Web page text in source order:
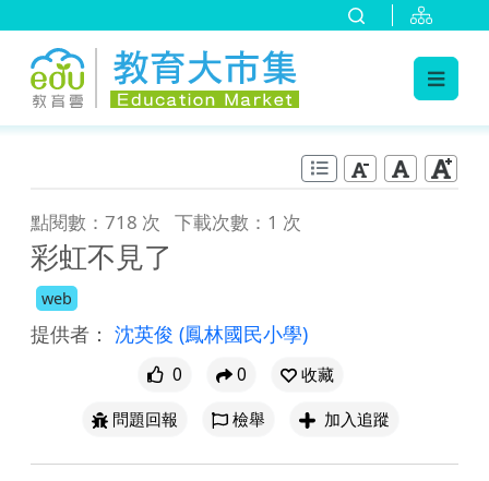
點閱數：718 次 下載次數：1 次
彩虹不見了
web
提供者： 沈英俊 (鳳林國民小學)
0 0
收藏
問題回報
檢舉 加入追蹤